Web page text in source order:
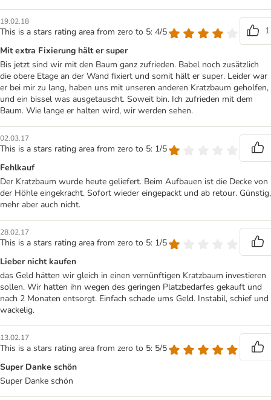
19.02.18
This is a stars rating area from zero to 5: 4/5
1
Mit extra Fixierung hält er super
Bis jetzt sind wir mit den Baum ganz zufrieden. Babel noch zusätzlich
die obere Etage an der Wand fixiert und somit hält er super. Leider war
er bei mir zu lang, haben uns mit unseren anderen Kratzbaum geholfen,
und ein bissel was ausgetauscht. Soweit bin. Ich zufrieden mit dem
Baum. Wie lange er halten wird, wir werden sehen.
02.03.17
This is a stars rating area from zero to 5: 1/5
Fehlkauf
Der Kratzbaum wurde heute geliefert. Beim Aufbauen ist die Decke von
der Höhle eingekracht. Sofort wieder eingepackt und ab retour. Günstig,
mehr aber auch nicht.
28.02.17
This is a stars rating area from zero to 5: 1/5
Lieber nicht kaufen
das Geld hätten wir gleich in einen vernünftigen Kratzbaum investieren
sollen. Wir hatten ihn wegen des geringen Platzbedarfes gekauft und
nach 2 Monaten entsorgt. Einfach schade ums Geld. Instabil, schief und
wackelig.
13.02.17
This is a stars rating area from zero to 5: 5/5
Super Danke schön
Super Danke schön